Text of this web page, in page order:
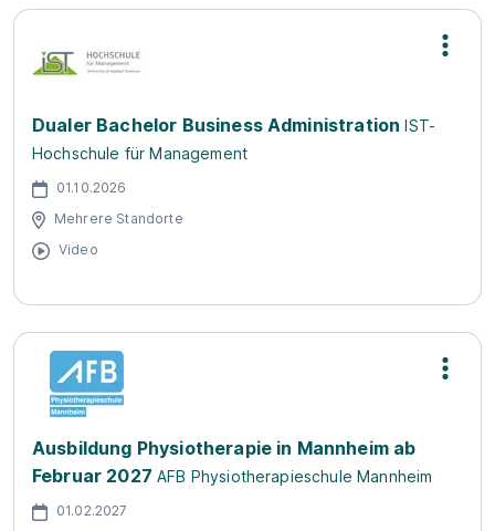
Dualer Bachelor Business Administration IST-
Hochschule für Management
01.10.2026
Mehrere Standorte
Video
Ausbildung Physiotherapie in Mannheim ab
Februar 2027 AFB Physiotherapieschule Mannheim
01.02.2027